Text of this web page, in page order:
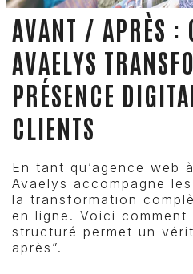
AVANT / APRÈS :
AVAELYS
PRÉSENCE
CLIENTS
En tant qu’agence web
Avaelys accompagne
la transformation
en ligne. Voici comment
structuré permet un
après”.